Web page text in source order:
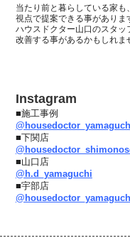
当たり前と暮らしている家
視点で提案できる事がありま
ハウスドクター山口のスタ
改善する事があるかもしれま
Instagram
■施工事例
■下関店
■山口店
@h.d_yamaguchi
■宇部店